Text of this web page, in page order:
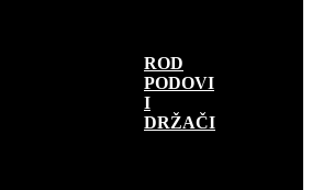
ROD
PODOVI
I
DRŽAČI